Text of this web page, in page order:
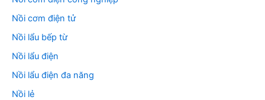
Nồi cơm điện tử
Nồi lẩu bếp từ
Nồi lẩu điện
Nồi lẩu điện đa năng
Nồi lẻ